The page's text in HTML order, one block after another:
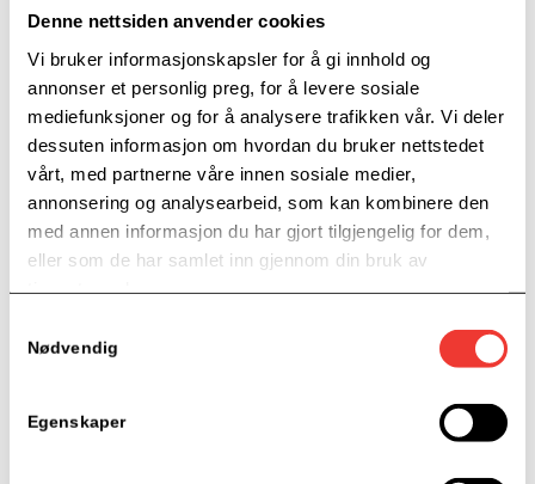
Denne nettsiden anvender cookies
Vi bruker informasjonskapsler for å gi innhold og
annonser et personlig preg, for å levere sosiale
mediefunksjoner og for å analysere trafikken vår. Vi deler
dessuten informasjon om hvordan du bruker nettstedet
vårt, med partnerne våre innen sosiale medier,
annonsering og analysearbeid, som kan kombinere den
med annen informasjon du har gjort tilgjengelig for dem,
eller som de har samlet inn gjennom din bruk av
Nødvendig
Egenskaper
Hvordan kan du bli en synlig, profesjonell
og attraktiv aktør på LinkedIn (1/2)
Find out more »
OKT
19
09:00 - 11:00